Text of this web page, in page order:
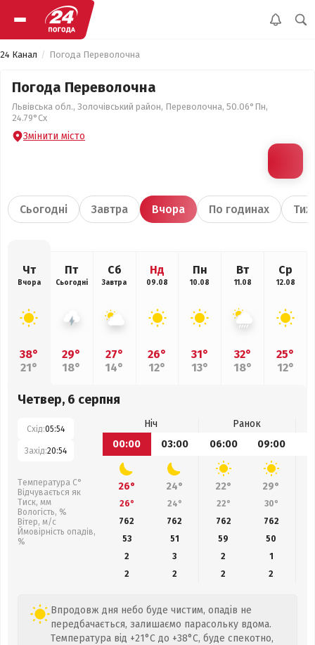
24 Канал Погода Переволочна
Погода Переволочна
Львівська обл., Золочівський район, Переволочна, 50.06°Пн,
24.79°Сх
Змінити місто
Сьогодні Завтра Вчора По годинах
Чт
Вчора
38°
21°
Пт
Сьогодні
29°
18°
Сб
Завтра
27°
14°
Нд
09.08
26°
12°
Пн
10.08
31°
13°
Вт
11.08
32°
18°
Ср
12.08
25°
12°
Четвер, 6 серпня
Схід:05:54
Захід:20:54
Температура С°
Відчувається як
Тиск, мм
Вологість, %
Вітер, м/с
Ймовірність опадів,
%
Ніч
Ранок
00:00
03:00 06:00 09:00
26° 24° 22° 29°
26° 24° 22° 30°
762
762 762 762
53
51 59
50
2
3 2
1
2
2 2 2
Впродовж дня небо буде чистим, опадів не
передбачається, залишаємо парасольку вдома.
Температура від +21°C до +38°C, буде спекотно,